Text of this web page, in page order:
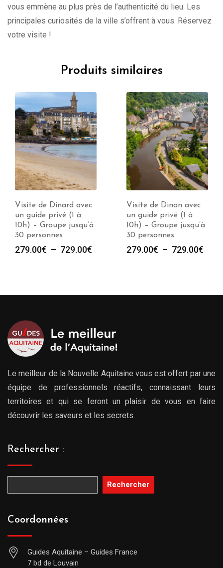
vous emmène au plus près de l’authenticité du lieu. Les
principales curiosités de la ville s’offrent à vous. Réservez
votre visite !
Produits similaires
Visite de Dinan avec
un guide privé (1 à
10h) – Groupe jusqu’à
30 personnes
279.00€ – 729.00€
à
Visite de Rennes avec
un guide privé (1 à
10h) – Groupe jusqu’à
30 personnes
279.00€ – 729.00€
à
Le meilleur de la Nouvelle Aquitaine vous est offert par une
équipe de professionnels réactifs, connaissant leurs
territoires et qui se feront un plaisir de vous en faire
découvrir les saveurs et les secrets.
Rechercher :
Rechercher
Coordonnées
Guides Aquitaine – Guides France
7 bd de Louvain